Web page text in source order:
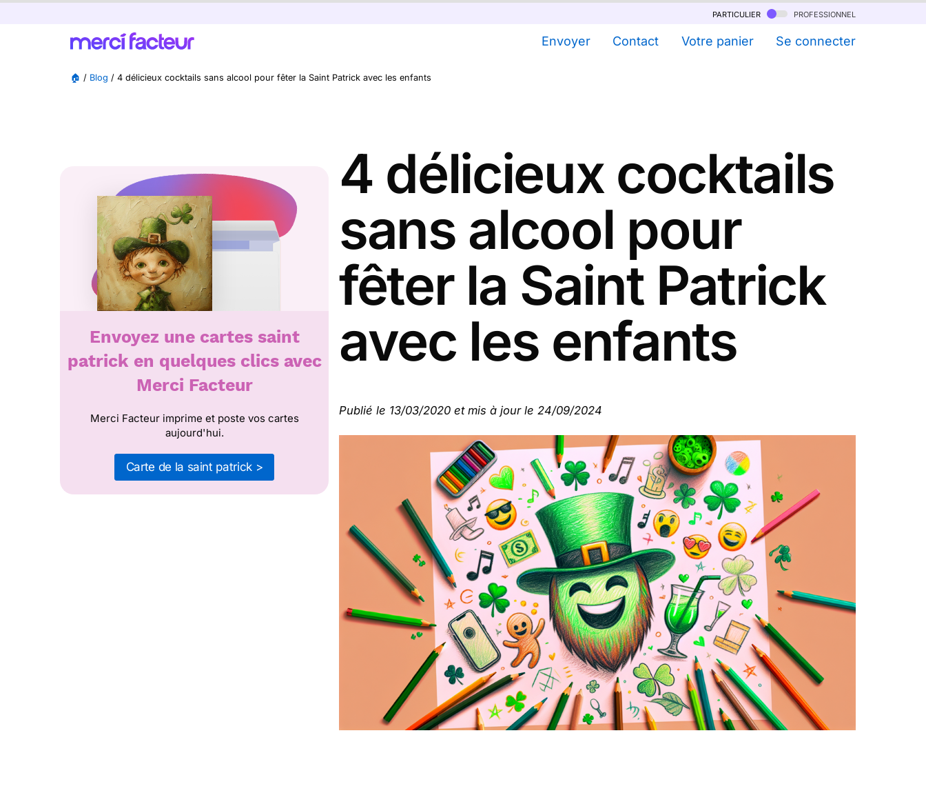
particulier professionnel
Envoyer Contact Votre panier Se connecter
🏠 / Blog / 4 délicieux cocktails sans alcool pour fêter la Saint Patrick avec les enfants
Envoyez une cartes saint
patrick en quelques clics avec
Merci Facteur
Merci Facteur imprime et poste vos cartes
aujourd'hui.
Carte de la saint patrick >
4 délicieux cocktails
sans alcool pour
fêter la Saint Patrick
avec les enfants
Publié le 13/03/2020 et mis à jour le 24/09/2024